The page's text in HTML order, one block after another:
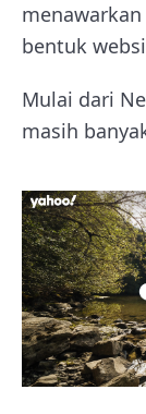
bentuk
Mulai dari
masih